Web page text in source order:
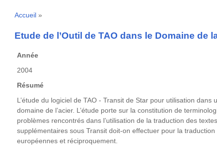
d'Ariane
Accueil
Etude de l’Outil de TAO dans le Domaine de
Année
2004
Résumé
L’étude du logiciel de TAO - Transit de Star pour utilisation
domaine de l’acier. L’étude porte sur la constitution de
problèmes rencontrés dans l’utilisation de la traduction des
supplémentaires sous Transit doit-on effectuer pour la
européennes et réciproquement.